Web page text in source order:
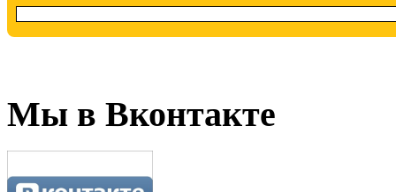
Мы в Вконтакте